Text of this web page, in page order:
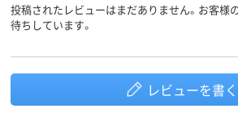
投稿されたレビューはまだありません。お客様
待ちしています。
レビューを書く